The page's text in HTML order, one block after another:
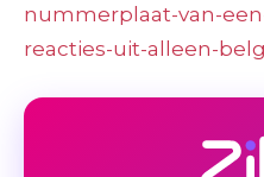
nummerplaat-van-
reacties-uit-alleen-